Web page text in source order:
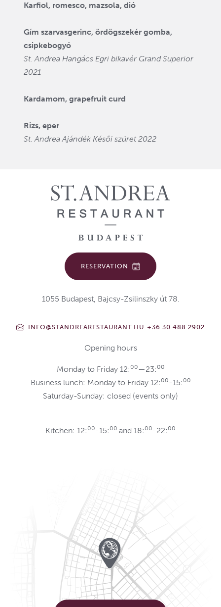
Karfiol, romesco, mazsola, dió
Gím szarvasgerinc, ördögszekér gomba,
csipkebogyó
St. Andrea Hangács Egri bikavér Grand Superior
2021
Kardamom, grapefruit curd
Rizs, eper
St. Andrea Ajándék Késői szüret 2022
RESERVATION
1055 Budapest, Bajcsy-Zsilinszky út 78.
INFO@STANDREARESTAURANT.HU +36 30 488 2902
Opening hours
Monday to Friday 12: 00—23: 00
Business lunch: Monday to Friday 12: 00-15: 00
Saturday-Sunday: closed (events only)
Kitchen: 12: 00-15: 00 and 18: 00-22: 00